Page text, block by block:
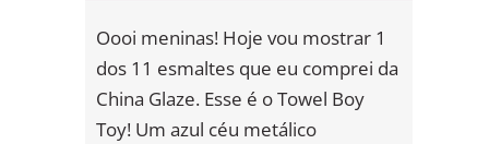
Oooi meninas! Hoje vou mostrar 1
dos 11 esmaltes que eu comprei da
China Glaze. Esse é o Towel Boy
Toy! Um azul céu metálico